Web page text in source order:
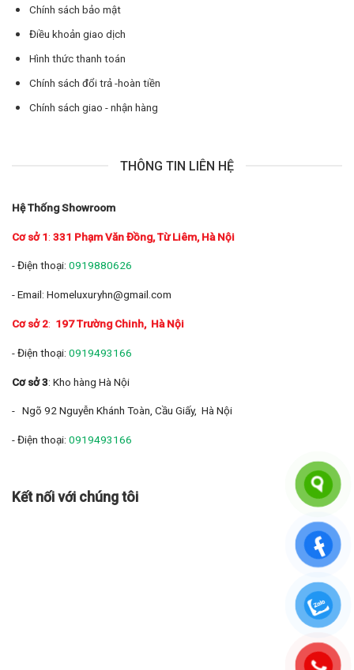
Chính sách bảo mật
Điều khoản giao dịch
Hình thức thanh toán
Chính sách đổi trả -hoàn tiền
Chính sách giao - nhận hàng
THÔNG TIN LIÊN HỆ
Hệ Thống Showroom
Cơ sở 1: 331 Phạm Văn Đồng, Từ Liêm, Hà Nội
- Điện thoại: 0919880626
- Email: Homeluxuryhn@gmail.com
Cơ sở 2: 197 Trường Chinh, Hà Nội
- Điện thoại: 0919493166
Cơ sở 3: Kho hàng Hà Nội
- Ngõ 92 Nguyễn Khánh Toàn, Cầu Giấy, Hà Nội
- Điện thoại: 0919493166
Kết nối với chúng tôi